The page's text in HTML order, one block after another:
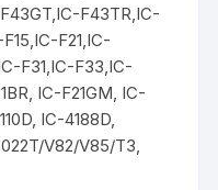
F43TR,IC-
F15,IC-F21,IC-
F31,IC-F33,IC-
IC-F21GM, IC-
IC-4188D,
V82/V85/T3,